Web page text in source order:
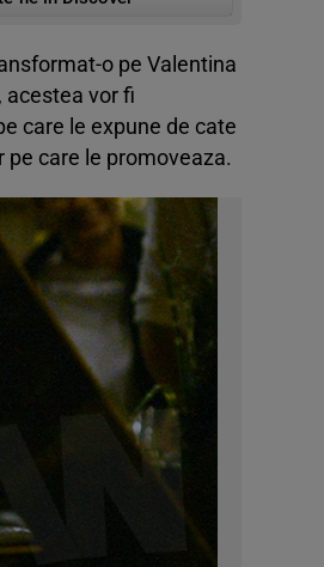
o pe Valentina
acestea vor fi
care le expune de cate
care le promoveaza.